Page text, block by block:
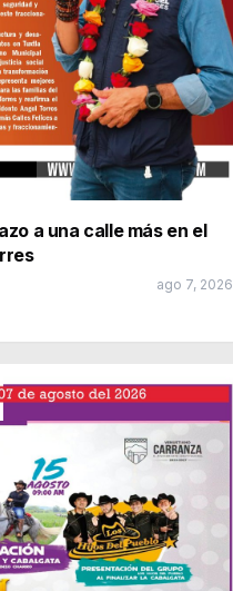
a una calle más en el
ago 7, 2026